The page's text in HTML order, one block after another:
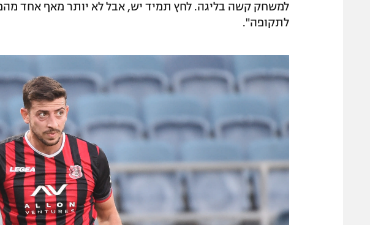
למשחק קשה בליגה. לחץ תמיד יש, אבל לא יותר מאף אחד
לתקופה".